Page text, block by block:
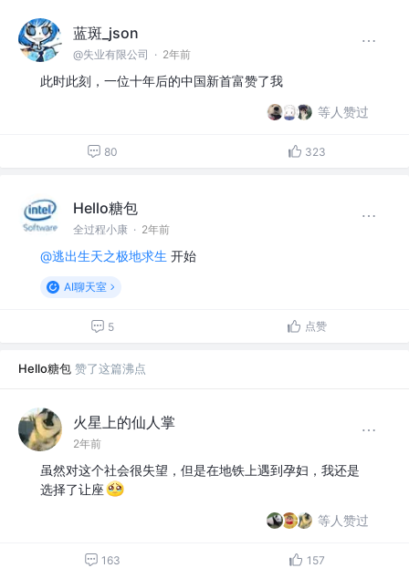
蓝斑_json
@失业有限公司 · 2年前
此时此刻，一位十年后的中国新首富赞了我
等人赞过
80 323
Hello糖包
全过程小康 · 2年前
@逃出生天之极地求生 开始
AI聊天室
5 点赞
Hello糖包 赞了这篇沸点
火星上的仙人掌
2年前
虽然对这个社会很失望，但是在地铁上遇到孕妇，我还是
选择了让座
等人赞过
163 157